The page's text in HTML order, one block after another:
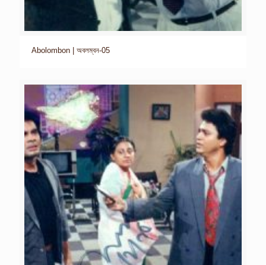
Abolombon | অবলম্বন-05